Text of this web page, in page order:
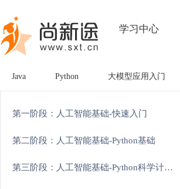
学习中心
Java Python 大模型应用入门
第一阶段：人工智能基础-快速入门
第二阶段：人工智能基础-Python基础
第三阶段：人工智能基础-Python科学计算和可视化